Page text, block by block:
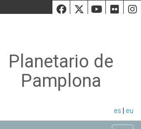
Facebook
Twiiter
Planetario de
Pamplona
es eu